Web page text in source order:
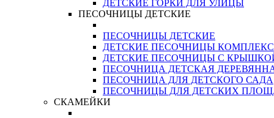
ДЕТСКИЕ ГОРКИ ДЛЯ УЛИЦЫ
ПЕСОЧНИЦЫ ДЕТСКИЕ
ПЕСОЧНИЦЫ ДЕТСКИЕ
ДЕТСКИЕ ПЕСОЧНИЦЫ
ДЕТСКИЕ ПЕСОЧНИЦЫ С
ПЕСОЧНИЦА ДЕТСКАЯ
ПЕСОЧНИЦА ДЛЯ ДЕТСКОГО САДА
ПЕСОЧНИЦЫ ДЛЯ ДЕТСКИХ
СКАМЕЙКИ